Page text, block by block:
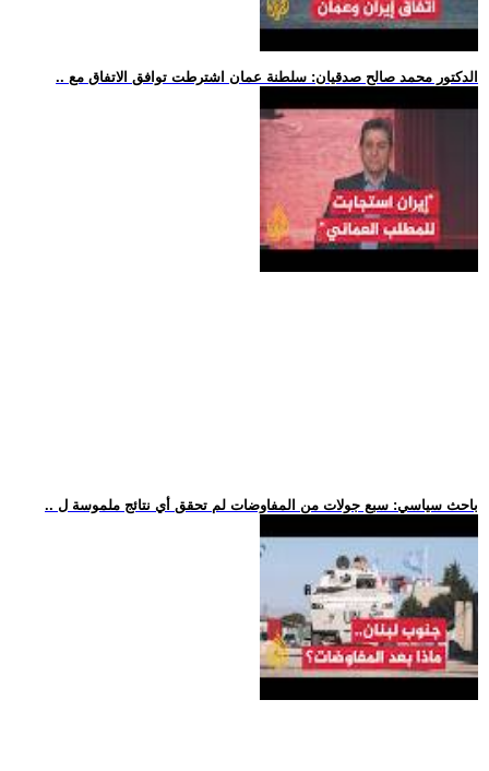
.. الدكتور محمد صالح صدقيان: سلطنة عمان اشترطت توافق الاتفاق مع
.. باحث سياسي: سبع جولات من المفاوضات لم تحقق أي نتائج ملموسة ل